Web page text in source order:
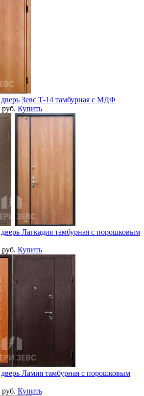
Зевс Т-14 тамбурная с МДФ
Купить
Лагкадия тамбурная с порошковым
Купить
Ламия тамбурная с порошковым
Купить